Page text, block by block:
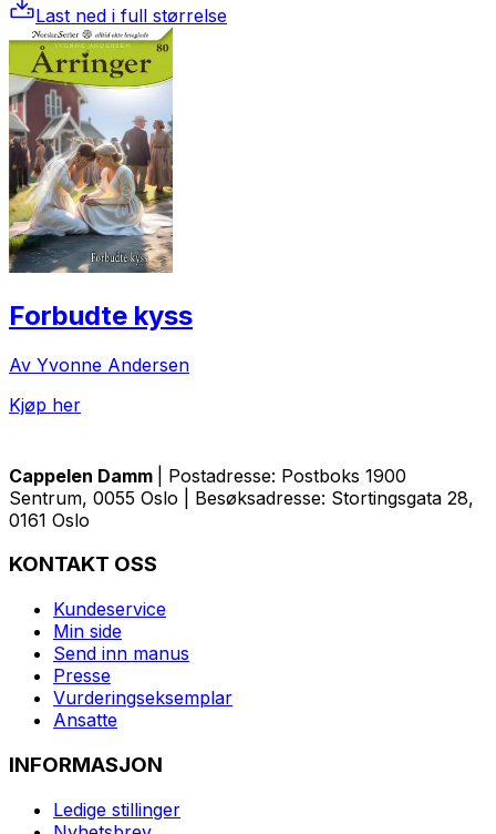
Last ned i full størrelse
Forbudte kyss
Av Yvonne Andersen
Kjøp her
Cappelen Damm
| Postadresse: Postboks 1900
Sentrum, 0055 Oslo | Besøksadresse: Stortingsgata 28,
0161 Oslo
KONTAKT OSS
Kundeservice
Min side
Send inn manus
Presse
Vurderingseksemplar
Ansatte
INFORMASJON
Ledige stillinger